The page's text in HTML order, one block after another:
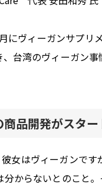
ヴィーガンサプリ
台湾のヴィーガン
品開発がスター
女はヴィーガンで
からないとのこと